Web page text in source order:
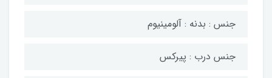
جنس : بدنه : آلومینیوم
جنس درب : پیرکس